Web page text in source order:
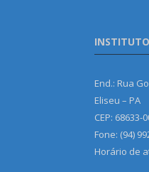
End.: Rua
Eliseu – PA
CEP: 68633-
Fone: (94)
Horário de